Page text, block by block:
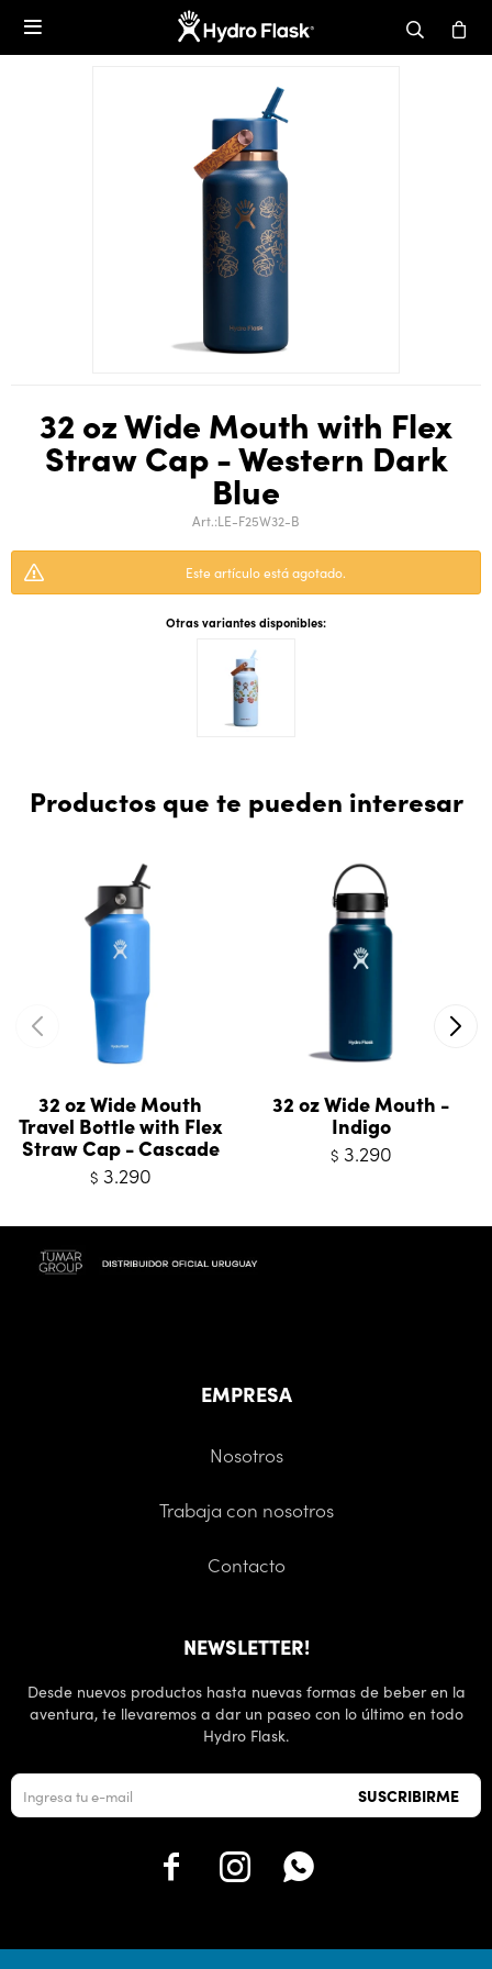

32 oz Wide Mouth with Flex
Straw Cap - Western Dark
Blue
LE-F25W32-B
Este artículo está agotado.
Otras variantes disponibles:
Productos que te pueden interesar
32 oz Wide Mouth
Travel Bottle with Flex
Straw Cap - Cascade
$ 3.290
32 oz Wide Mouth -
Indigo
$ 3.290
EMPRESA
Nosotros
Trabaja con nosotros
Contacto
NEWSLETTER!
Desde nuevos productos hasta nuevas formas de beber en la
aventura, te llevaremos a dar un paseo con lo último en todo
Hydro Flask.
SUSCRIBIRME
  